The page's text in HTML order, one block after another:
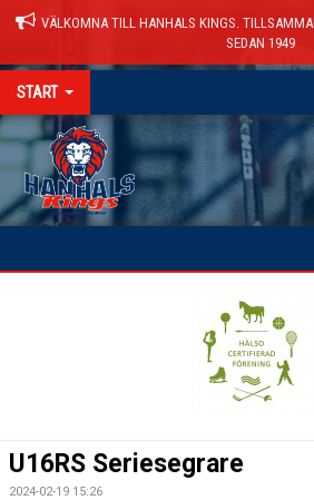
VÄLKOMNA TILL HANHALS KINGS.
SEDAN 1949
START
MATCHER
U16RS Seriesegrare
2024-02-19 15:26